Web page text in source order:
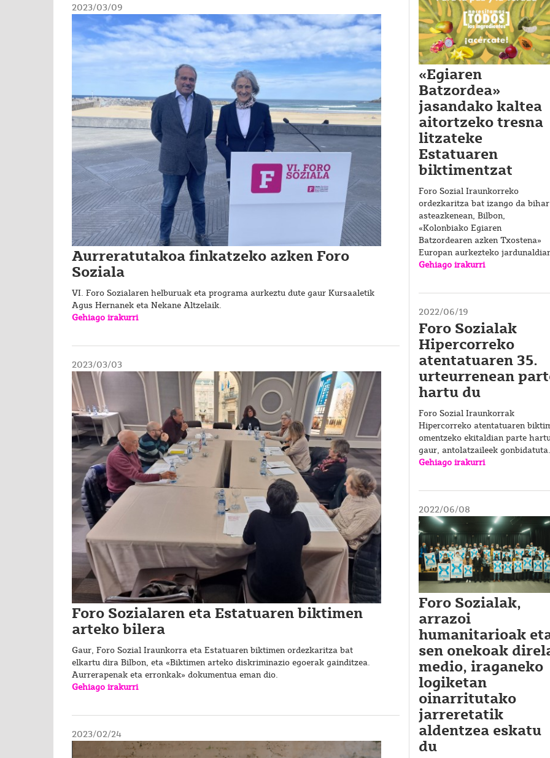
2023/03/09
Aurreratutakoa finkatzeko azken Foro
Soziala
VI. Foro Sozialaren helburuak eta programa aurkeztu dute gaur Kursaaletik
Agus Hernanek eta Nekane Altzelaik.
Gehiago irakurri
2023/03/03
Foro Sozialaren eta Estatuaren biktimen
arteko bilera
Gaur, Foro Sozial Iraunkorra eta Estatuaren biktimen ordezkaritza bat
elkartu dira Bilbon, eta «Biktimen arteko diskriminazio egoerak gainditzea.
Aurrerapenak eta erronkak» dokumentua eman dio.
Gehiago irakurri
2023/02/24
«Egiaren
Batzordea»
jasandako kaltea
aitortzeko tresna
litzateke
Estatuaren
biktimentzat
Foro Sozial Iraunkorreko
ordezkaritza bat izango da
asteazkenean, Bilbon,
«Kolonbiako Egiaren
Batzordearen azken Txostena»
Europan aurkezteko
Gehiago irakurri
2022/06/19
Foro Sozialak
Hipercorreko
atentatuaren 35.
urteurrenean
hartu du
Foro Sozial Iraunkorrak
Hipercorreko atentatuaren
omentzeko ekitaldian parte
gaur, antolatzaileek
Gehiago irakurri
2022/06/08
Foro Sozialak,
arrazoi
humanitarioak
sen onekoak
medio, iraganeko
logiketan
oinarritutako
jarreretatik
aldentzea eskatu
du